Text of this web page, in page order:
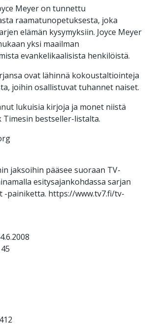
Meyer on tunnettu
raamatunopetuksesta, joka
elämän kysymyksiin. Joyce Meyer
yksi maailman
evankelikaalisista henkilöistä.
ovat lähinnä kokoustaltiointeja
joihin osallistuvat tuhannet naiset.
lukuisia kirjoja ja monet niistä
Timesin bestseller-listalta.
jaksoihin pääsee suoraan TV-
esitysajankohdassa sarjan
-painiketta. https://www.tv7.fi/tv-